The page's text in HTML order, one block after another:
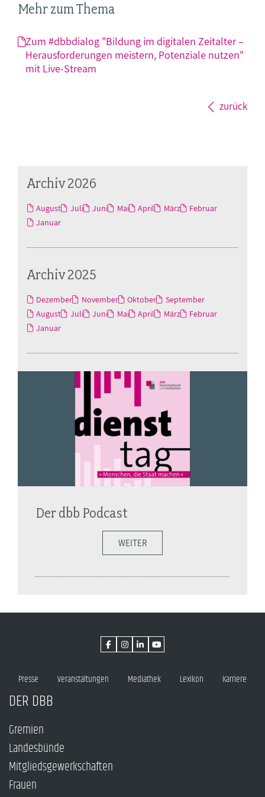
Mehr zum Thema
Zum #dbbdialog "Bildung im digitalen Zeitalter –
Herausforderungen meistern, Potenziale nutzen"
mit Live-Stream
zurück
Archiv 2026
August Juli Juni Mai April März
Februar
Januar
Archiv 2025
Dezember November Oktober
September
August
Juli Juni Mai April März
Februar
Januar
Der dbb Podcast
WEITER
Presse Veranstaltungen Mediathek Lexikon Karriere
DER DBB
Gremien
Landesbünde
Mitgliedsgewerkschaften
Frauen